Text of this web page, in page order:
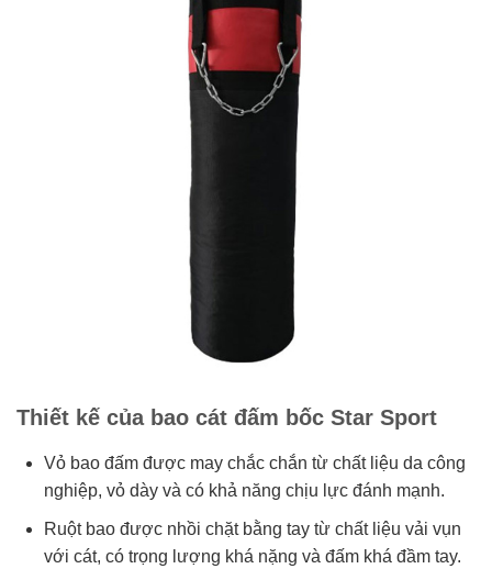
Thiết kế của bao cát đấm bốc Star Sport
Vỏ bao đấm được may chắc chắn từ chất liệu da công
nghiệp, vỏ dày và có khả năng chịu lực đánh mạnh.
Ruột bao được nhồi chặt bằng tay từ chất liệu vải vụn
với cát, có trọng lượng khá nặng và đấm khá đầm tay.